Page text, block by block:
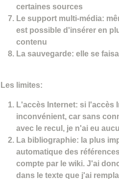
certaines sources
Le support multi-média:
est possible d'insérer en
contenu
La sauvegarde: elle se
Les limites:
L'accès Internet: si l'accès
inconvénient, car sans
avec le recul, je n'ai eu
La bibliographie: la plus
automatique des
compte par le wiki. J'ai
dans le texte que j'ai